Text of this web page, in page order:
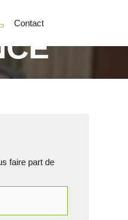
Contact
faire part de